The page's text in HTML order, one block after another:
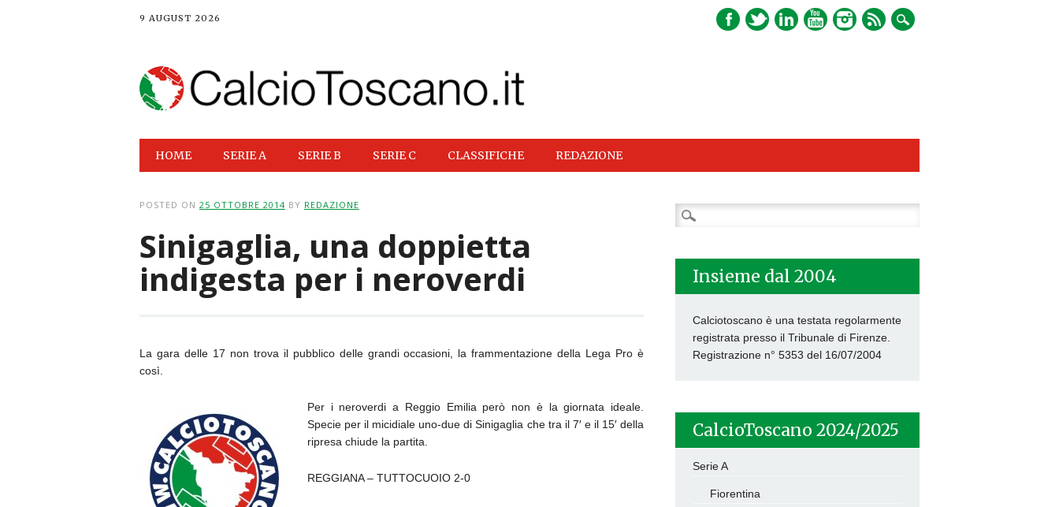
9 AUGUST 2026
Main menu
HOME SERIE A SERIE B SERIE C CLASSIFICHE REDAZIONE
POSTED ON 25 OTTOBRE 2014 BY REDAZIONE
Sinigaglia, una doppietta
indigesta per i neroverdi
La gara delle 17 non trova il pubblico delle grandi occasioni, la frammentazione della Lega Pro è
così.
Per i neroverdi a Reggio Emilia però non è la giornata ideale.
Specie per il micidiale uno-due di Sinigaglia che tra il 7′ e il 15′ della
ripresa chiude la partita.
REGGIANA – TUTTOCUOIO 2-0
Ricerca
per:
Insieme dal 2004
Calciotoscano è una testata regolarmente
registrata presso il Tribunale di Firenze.
Registrazione n° 5353 del 16/07/2004
CalcioToscano 2024/2025
Serie A
Fiorentina